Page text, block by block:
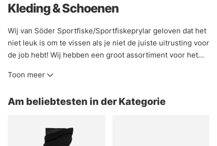
Kleding & Schoenen
Wij van Söder Sportfiske/Sportfiskeprylar geloven dat het
niet leuk is om te vissen als je niet de juiste uitrusting voor
de job hebt! Wij hebben een groot assortiment voor het
daartussenin moet blijven, wij hebben wat je nodig hebt!
kopen of hoe je een voorraad moet aanleggen, stuur dan
winkel en wij helpen je te vinden wat je nodig hebt!
Toon meer
Am beliebtesten in der Kategorie